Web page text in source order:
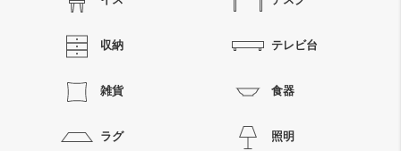
収納 テレビ台
雑貨 食器
ラグ 照明